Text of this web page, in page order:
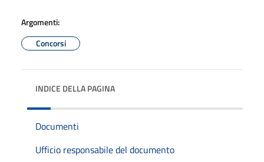
Argomenti:
Concorsi
INDICE DELLA PAGINA
Documenti
Ufficio responsabile del documento